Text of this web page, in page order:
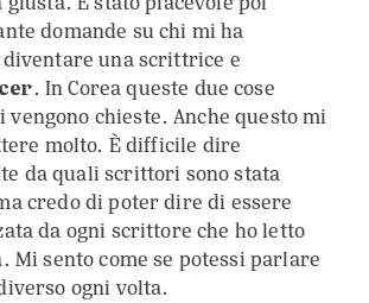
domande su chi mi ha
una scrittrice e
. In Corea queste due cose
chieste. Anche questo mi
molto. È difficile dire
da quali scrittori sono stata
credo di poter dire di essere
da ogni scrittore che ho letto
Mi sento come se potessi parlare
ogni volta.